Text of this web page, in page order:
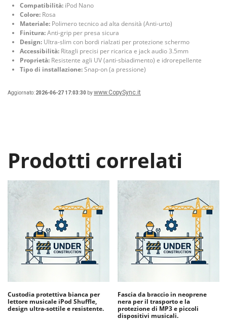
Compatibilità: iPod Nano
Colore: Rosa
Materiale: Polimero tecnico ad alta densità (Anti-urto)
Finitura:Anti-grip per presa sicura
Design: Ultra-slim con bordi rialzati per protezione schermo
Accessibilità: Ritagli precisi per ricarica e jack audio 3.5mm
Proprietà: Resistente agli UV (anti-sbiadimento) e idrorepellente
Tipo di installazione:Snap-on (a pressione)
Aggiornato: 2026-06-27 17:03:30 bywww.CopySync.it
Prodotti correlati
Custodia protettiva bianca per
lettore musicale iPod Shuffle,
design ultra-sottile e resistente.
Fascia da braccio in neoprene
nera per il trasporto e la
protezione di MP3 e piccoli
dispositivi musicali.